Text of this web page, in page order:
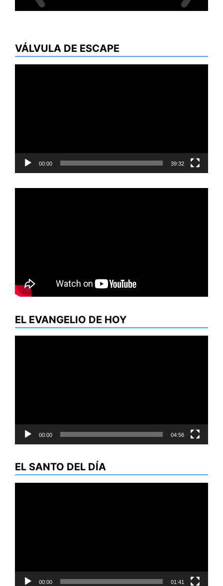
VÁLVULA DE ESCAPE
00:00 39:32
EL EVANGELIO DE HOY
00:00 04:56
EL SANTO DEL DÍA
00:00 01:41